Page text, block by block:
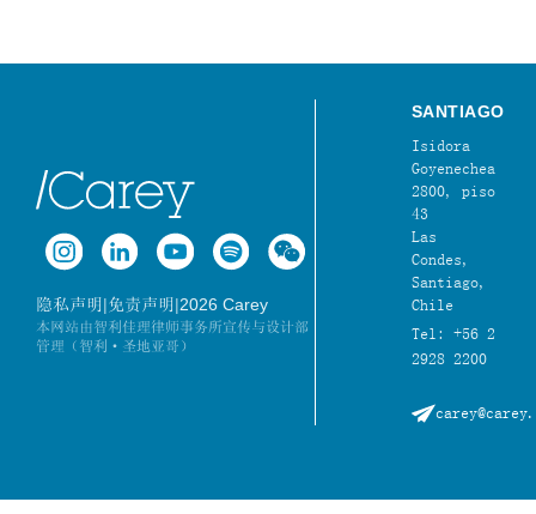
隐私声明|免责声明|2026 Carey
本网站由智利佳理律师事务所宣传与设计部
管理（智利·圣地亚哥）
SANTIAGO
Isidora
Goyenechea
2800, piso
43
Las
Condes,
Santiago,
Chile
Tel: +56 2
2928 2200